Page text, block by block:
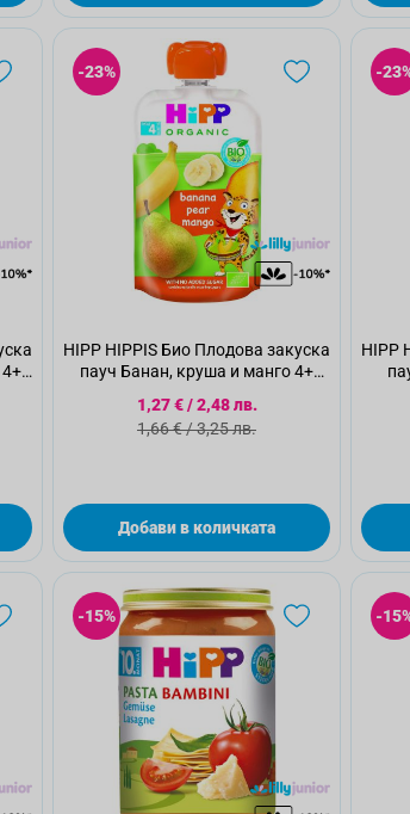
-23%
HIPP HIPPIS Био Плодова закуска
пауч Банан, круша и манго 4+
Специална цена
1,27 €/2,48 лв.
Стандартна цена
1,66 €/3,25 лв.
Добави в количката
-
HIPP
-15% -